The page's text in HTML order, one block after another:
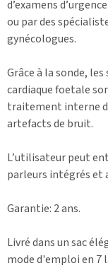
d’examens
ou par des
gynécologues.
Grâce à la sonde,
cardiaque foetale
traitement interne
artefacts de bruit.
L’utilisateur peut
parleurs intégrés et
Garantie: 2 ans.
Livré dans un sac
mode d'emploi en 7